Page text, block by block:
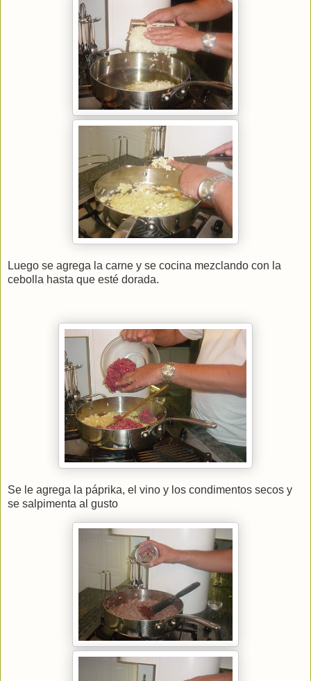
Luego se agrega la carne y se cocina mezclando con la
cebolla hasta que esté dorada.
Se le agrega la páprika, el vino y los condimentos secos y
se salpimenta al gusto